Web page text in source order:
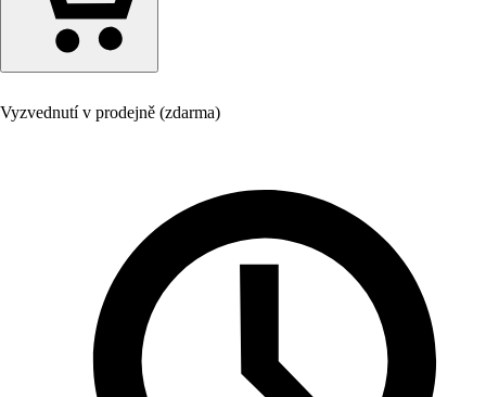
Vyzvednutí v prodejně (zdarma)